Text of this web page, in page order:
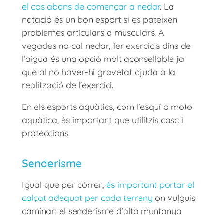
el cos abans de començar a nedar. La
natació és un bon esport si es pateixen
problemes articulars o musculars. A
vegades no cal nedar, fer exercicis dins de
l’aigua és una opció molt aconsellable ja
que al no haver-hi gravetat ajuda a la
realització de l’exercici.
En els esports aquàtics, com l’esquí o moto
aquàtica, és important que utilitzis casc i
proteccions.
Senderisme
Igual que per córrer, és important portar el
calçat adequat per cada terreny on vulguis
caminar; el senderisme d’alta muntanya